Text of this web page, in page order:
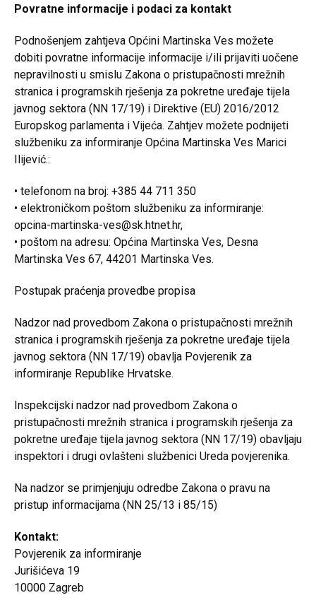
Povratne informacije i podaci za kontakt
Podnošenjem zahtjeva Općini Martinska Ves možete
dobiti povratne informacije informacije i/ili prijaviti uočene
nepravilnosti u smislu Zakona o pristupačnosti mrežnih
stranica i programskih rješenja za pokretne uređaje tijela
javnog sektora (NN 17/19) i Direktive (EU) 2016/2012
Europskog parlamenta i Vijeća. Zahtjev možete podnijeti
službeniku za informiranje Općina Martinska Ves Marici
Ilijević.:
• telefonom na broj: +385 44 711 350
• elektroničkom poštom službeniku za informiranje:
opcina-martinska-ves@sk.htnet.hr,
• poštom na adresu: Općina Martinska Ves, Desna
Martinska Ves 67, 44201 Martinska Ves.
Postupak praćenja provedbe propisa
Nadzor nad provedbom Zakona o pristupačnosti mrežnih
stranica i programskih rješenja za pokretne uređaje tijela
javnog sektora (NN 17/19) obavlja Povjerenik za
informiranje Republike Hrvatske.
Inspekcijski nadzor nad provedbom Zakona o
pristupačnosti mrežnih stranica i programskih rješenja za
pokretne uređaje tijela javnog sektora (NN 17/19) obavljaju
inspektori i drugi ovlašteni službenici Ureda povjerenika.
Na nadzor se primjenjuju odredbe Zakona o pravu na
pristup informacijama (NN 25/13 i 85/15)
Kontakt:
Povjerenik za informiranje
Jurišićeva 19
10000 Zagreb